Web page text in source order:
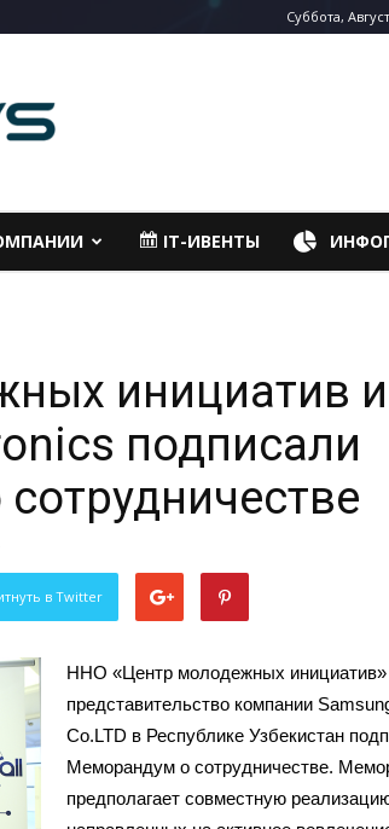
Суббота,
IT-ИВЕНТЫ
инициатив и
подписали
в Twitter
ННО «Центр молодежных инициатив»
представительство компании
Co.LTD в Республике Узбекистан
Меморандум о сотрудничестве.
предполагает совместную